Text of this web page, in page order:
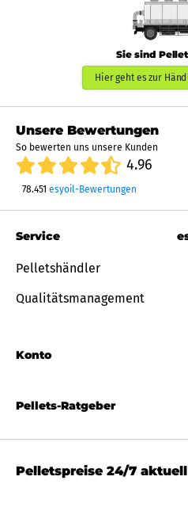
Sie sind
Hier geht es zur
Unsere Bewertungen
So bewerten uns unsere Kunden
4.96
78.451 esyoil-Bewertungen
Pellets-Ratgeber
Service
Pelletshändler
Qualitätsmanagement
Konto
Pelletspreise 24/7